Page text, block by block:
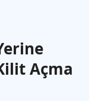
Açma